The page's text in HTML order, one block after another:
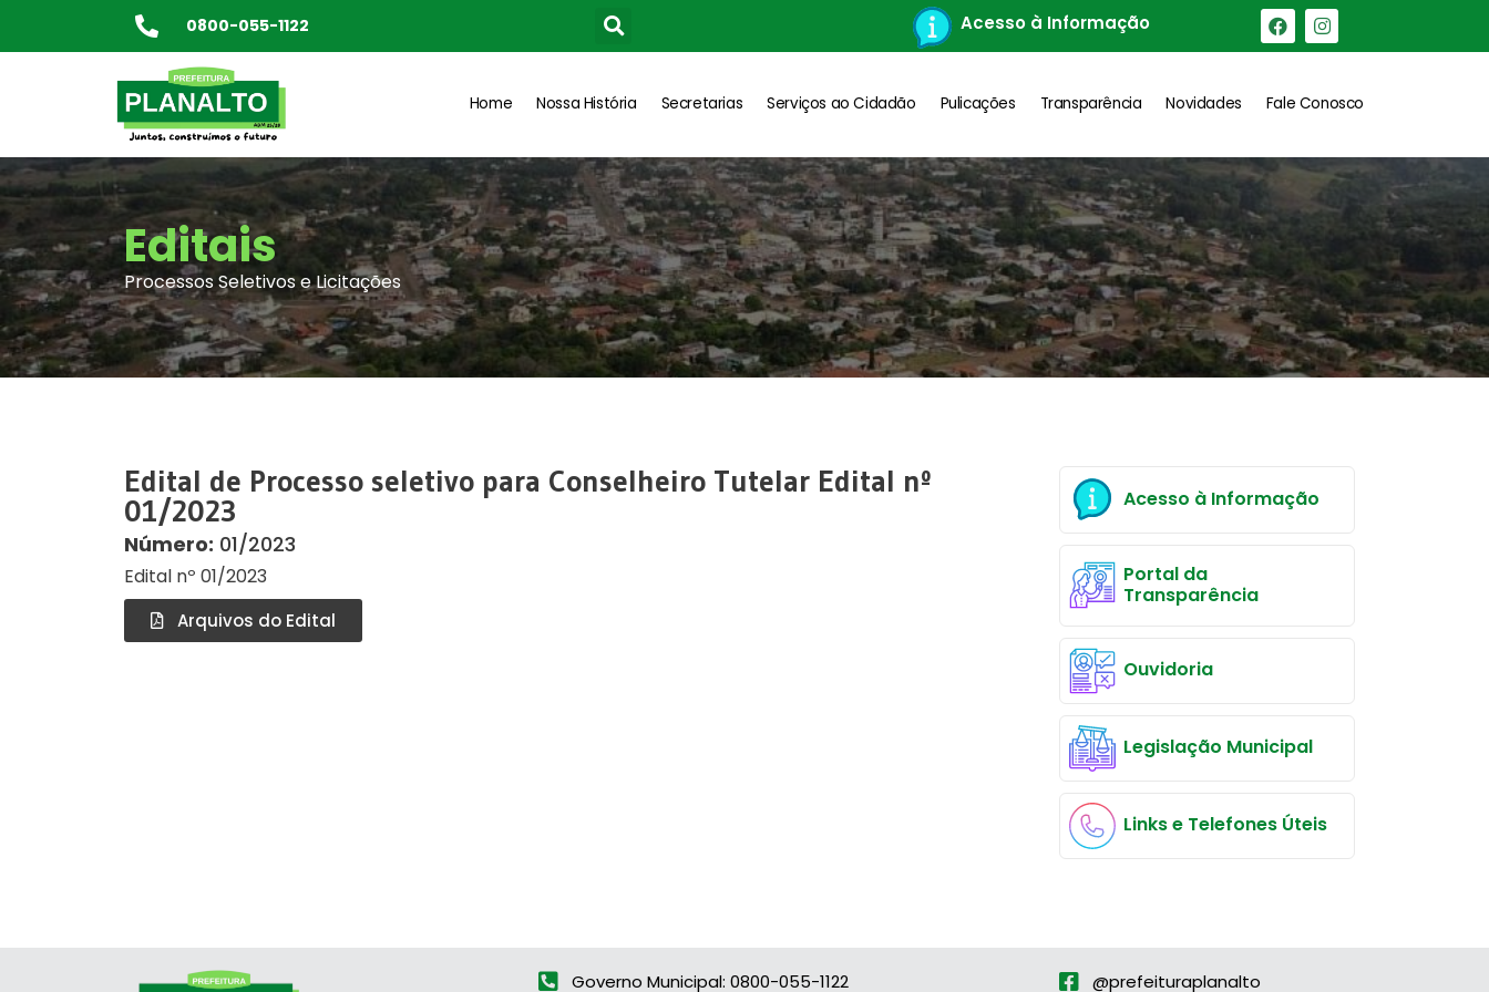
0800-055-1122 Acesso à Informação
Home Nossa História Secretarias Serviços ao Cidadão Pulicações Transparência Novidades Fale Conosco
Editais
Processos Seletivos e Licitações
Edital de Processo seletivo para Conselheiro Tutelar Edital nº
01/2023
Número: 01/2023
Edital nº 01/2023
Arquivos do Edital
Acesso à Informação
Portal da
Transparência
Ouvidoria
Legislação Municipal
Links e Telefones Úteis
Governo Municipal: 0800-055-1122 @prefeituraplanalto